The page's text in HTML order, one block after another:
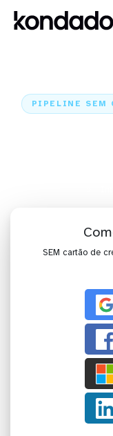
PIPELINE SEM
SEM cartão de